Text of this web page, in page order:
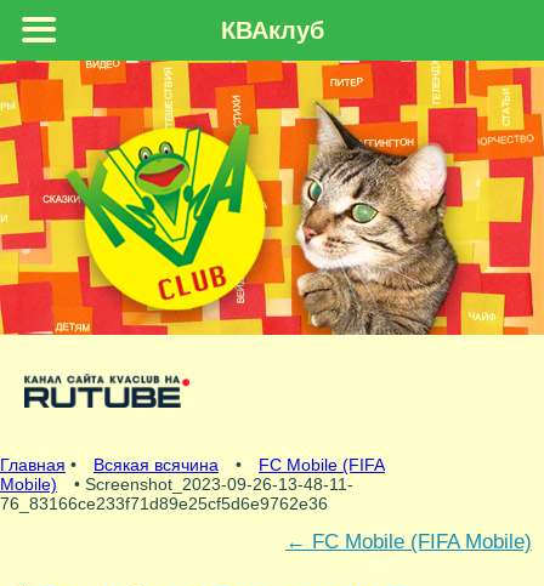
Главная • Всякая всячина •
FC Mobile (FIFA
Mobile)
• Screenshot_2023-09-26-13-48-11-
76_83166ce233f71d89e25cf5d6e9762e36
← FC Mobile (FIFA Mobile)
КВАклуб